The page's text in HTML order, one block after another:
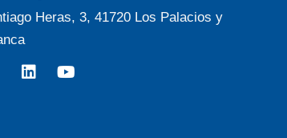
Heras, 3, 41720 Los Palacios y